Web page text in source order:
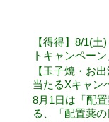
【得得】8/1(
トキャンペーン
【玉子焼・お
当たるXキャン
8月1日は「配
る、「配置薬